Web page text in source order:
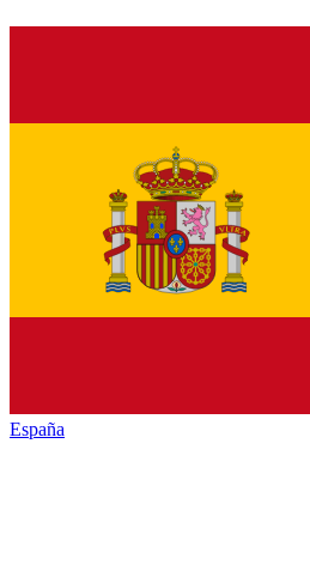
España